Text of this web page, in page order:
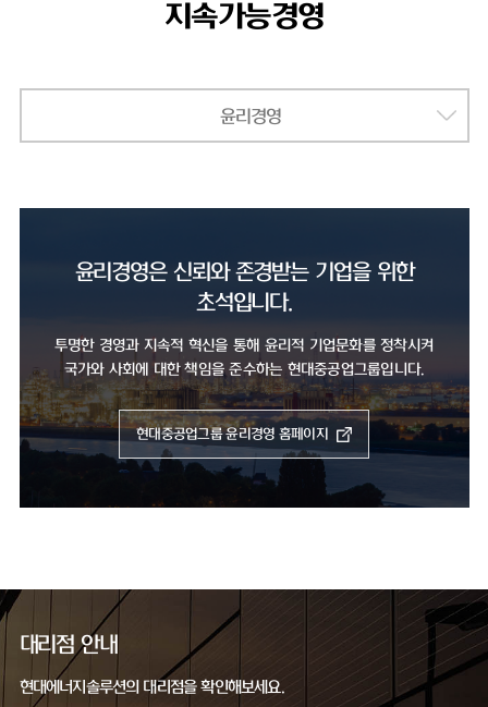
지속가능경영
윤리경영
윤리경영은 신뢰와 존경받는 기업을 위한
초석입니다.
투명한 경영과 지속적 혁신을 통해 윤리적 기업문화를 정착시켜
국가와 사회에 대한 책임을 준수하는 현대중공업그룹입니다.
현대중공업그룹 윤리경영 홈페이지
대리점 안내
현대에너지솔루션의 대리점을 확인해보세요.